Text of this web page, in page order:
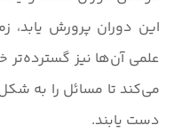
این دوران پرورش یابد،
علمی آن‌ها نیز
می‌کند تا مسائل را به شکل
دست یابند.